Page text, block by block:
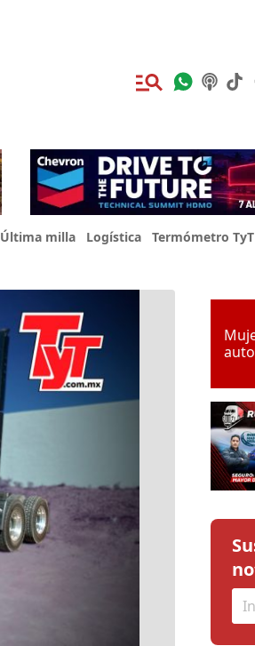
Última milla Logística Termómetro TyT